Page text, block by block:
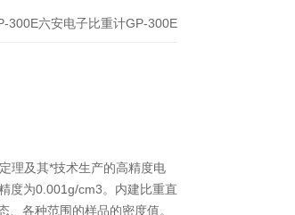
300E六安电子比重计GP-300E
理及其*技术生产的高精度电
度为0.001g/cm3。内建比重直
各种范围的样品的密度值。